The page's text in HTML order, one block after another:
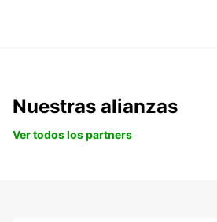
Nuestras alianzas
Ver todos los partners